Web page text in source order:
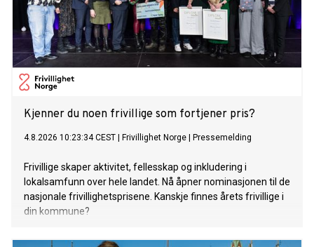
Kjenner du noen frivillige som fortjener pris?
4.8.2026 10:23:34 CEST Frivillighet Norge Pressemelding
Frivillige skaper aktivitet, fellesskap og inkludering i
lokalsamfunn over hele landet. Nå åpner nominasjonen til de
nasjonale frivillighetsprisene. Kanskje finnes årets frivillige i
din kommune?